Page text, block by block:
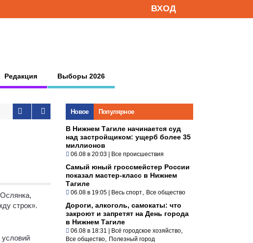
ВХОД
Редакция Выборы 2026
строк».
условий
Новое Популярное
В Нижнем Тагиле начинается суд
над застройщиком: ущерб более 35
миллионов
06.08 в 20:03 | Все происшествия
Самый юный гроссмейстер России
показал мастер-класс в Нижнем
Тагиле
06.08 в 19:05 | Весь спорт Все общество
Дороги, алкоголь, самокаты: что
закроют и запретят на День города
в Нижнем Тагиле
06.08 в 18:31 | Всё городское хозяйство
Все общество Полезный город